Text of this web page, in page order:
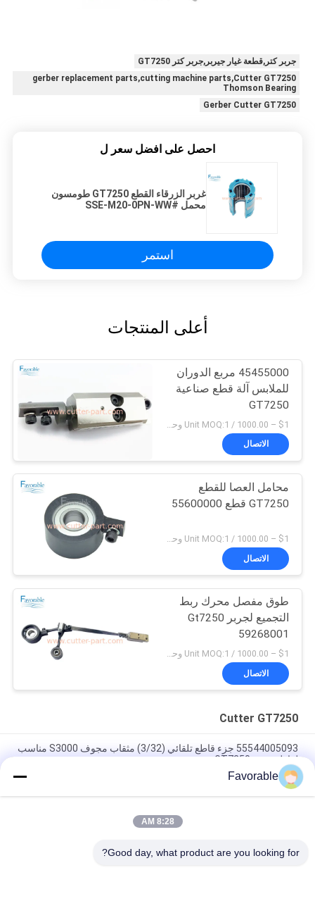
جربر كتر,قطعة غيار جيربر,جربر كتر GT7250
gerber replacement parts,cutting machine parts,Cutter GT7250
Thomson Bearing
Gerber Cutter GT7250
احصل على افضل سعر ل
غربر الزرقاء القطع GT7250 طومسون
محمل #SSE-M20-0PN-WW
استمر
أعلى المنتجات
45455000 مربع الدوران
للملابس آلة قطع صناعية
GT7250
الاتصال
محامل العصا للقطع
GT7250 قطع 55600000
$1 – 1000.00 / Unit MOQ:1 وحدة/وحدات negociate
الاتصال
طوق مفصل محرك ربط
التجميع لجربر Gt7250
59268001
$1 – 1000.00 / Unit MOQ:1 وحدة/وحدات negociate
الاتصال
Cutter GT7250
55544005093 جزء قاطع تلقائي (3/32) مثقاب مجوف S3000 مناسب
لقاطع جربر GT7250
153500557
Favorable
8:28 AM
Good day, what product are you looking for?